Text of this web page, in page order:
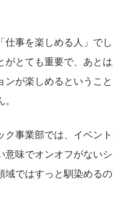
仕事を楽しめる人」で
がとても重要で、あと
ンが楽しめるというこ
ク事業部では、イベン
意味でオンオフがない
域ではすっと馴染める